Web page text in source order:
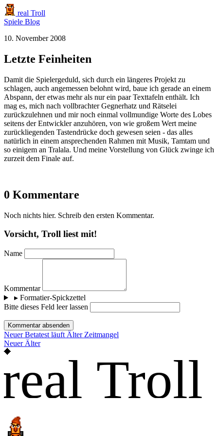
real Troll
Spiele Blog
10. November 2008
Letzte Feinheiten
Damit die Spielergeduld, sich durch ein längeres Projekt zu
schlagen, auch angemessen belohnt wird, baue ich gerade an einem
Abspann, der etwas mehr als nur ein paar Texttafeln enthält. Ich
mag es, mich nach vollbrachter Gegnerhatz und Rätselei
zurückzulehnen und mir noch einmal vollmundige Worte des Lobes
seitens der Entwickler anzuhören, von wie großem Wert meine
zurückliegenden Tastendrücke doch gewesen seien - das alles
natürlich in einem ansprechenden Rahmen mit Musik, Tamtam und
so einigem an Tralala. Und meine Vorstellung von Glück zwinge ich
zurzeit dem Finale auf.
0 Kommentare
Noch nichts hier. Schreib den ersten Kommentar.
Vorsicht, Troll liest mit!
Name
Kommentar
▸Formatier-Spickzettel
Bitte dieses Feld leer lassen
Kommentar absenden
Neuer Betatest läuft Älter Zeitmangel
Neuer Älter
real Troll